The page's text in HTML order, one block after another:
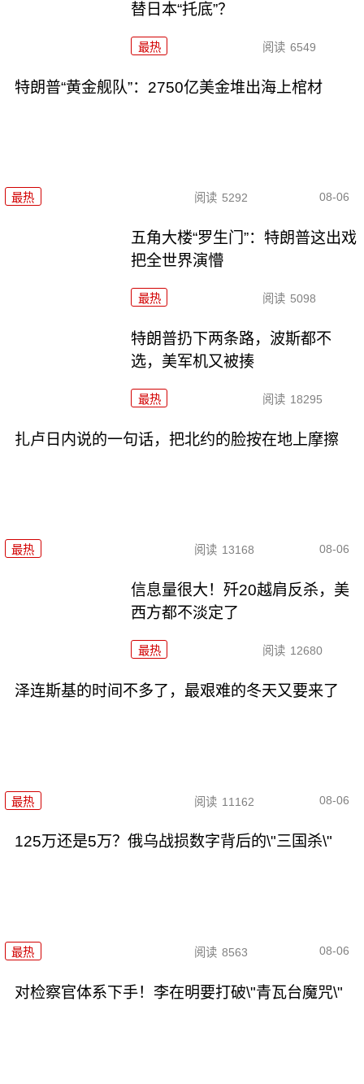
替日本“托底”？
最热 阅读 6549
特朗普“黄金舰队”：2750亿美金堆出海上棺材
最热 阅读 5292 08-06
五角大楼“罗生门”：特朗普这出戏
把全世界演懵
最热 阅读 5098
特朗普扔下两条路，波斯都不
选，美军机又被揍
最热 阅读 18295
扎卢日内说的一句话，把北约的脸按在地上摩擦
最热 阅读 13168 08-06
信息量很大！歼20越肩反杀，美
西方都不淡定了
最热 阅读 12680
泽连斯基的时间不多了，最艰难的冬天又要来了
最热 阅读 11162 08-06
125万还是5万？俄乌战损数字背后的\"三国杀\"
最热 阅读 8563 08-06
对检察官体系下手！李在明要打破\"青瓦台魔咒\"